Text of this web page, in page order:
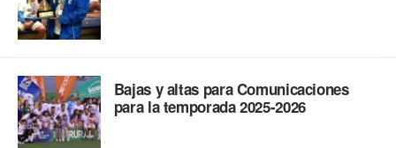
Bajas y altas para Comunicaciones
para la temporada 2025-2026